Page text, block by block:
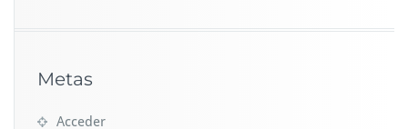
Metas
Acceder